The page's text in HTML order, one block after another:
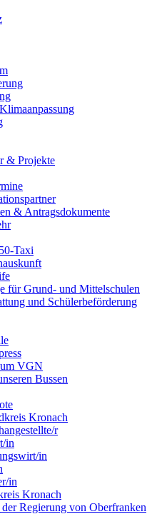
& Projekte
& Antragsdokumente
Taxi
für Grund- und Mittelschulen
und Schülerbeförderung
VGN
Bussen
Kronach
r
in
in
in
Kronach
der Regierung von Oberfranken